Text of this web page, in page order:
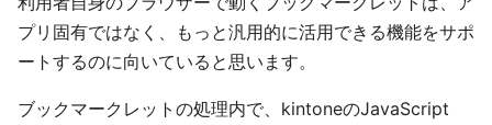
プリ固有ではなく、もっと汎用的に活用できる機能をサポ
ートするのに向いていると思います。
ブックマークレットの処理内で、kintoneのJavaScript